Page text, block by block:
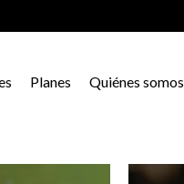
Planes Quiénes somos